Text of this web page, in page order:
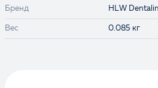
Бренд HLW
Вес 0.085 кг